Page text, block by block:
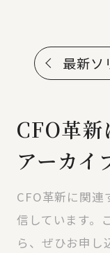
最新ソ
CFO革
アーカイ
CFO革新に関連
信しています。
ら、ぜひお申し